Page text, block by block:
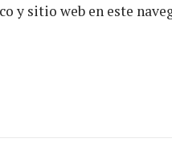
y sitio web en este